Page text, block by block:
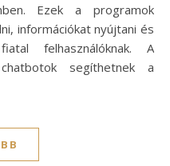
Ezek a programok
információkat nyújtani és
felhasználóknak. A
segíthetnek a